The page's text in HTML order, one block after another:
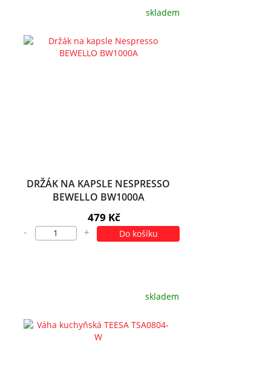
skladem
DRŽÁK NA KAPSLE NESPRESSO
BEWELLO BW1000A
479 Kč
- + Do košíku
skladem